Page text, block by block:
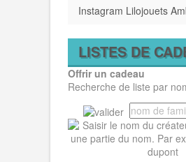
Instagram Lilojouets
LISTES DE
Offrir un cadeau
Recherche de liste par